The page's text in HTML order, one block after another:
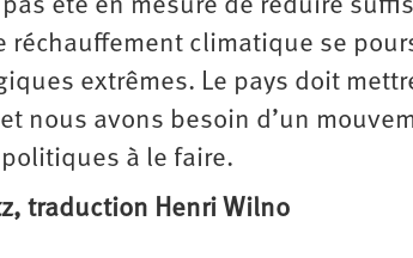
pas été en mesure de réduire
réchauffement climatique se
extrêmes. Le pays doit
nous avons besoin d’un
à le faire.
traduction Henri Wilno